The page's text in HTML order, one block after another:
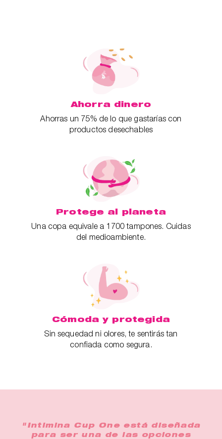
Ahorra dinero
Ahorras un 75% de lo que gastarías con
productos desechables
Protege al planeta
Una copa equivale a 1700 tampones. Cuidas
del medioambiente.
Cómoda y protegida
Sin sequedad ni olores, te sentirás tan
confiada como segura.
"Intimina Cup One está diseñada
para ser una de las opciones